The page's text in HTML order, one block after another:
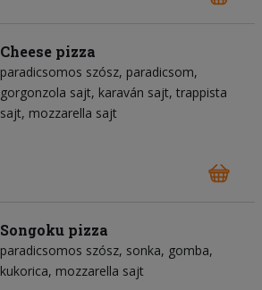
Cheese pizza
paradicsomos szósz paradicsom
gorgonzola sajt karaván sajt trappista
sajt mozzarella sajt
Songoku pizza
paradicsomos szósz sonka gomba
kukorica mozzarella sajt